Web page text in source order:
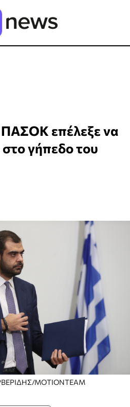
επέλεξε να
γήπεδο του
ΜΟΤΙΟΝΤΕΑΜ